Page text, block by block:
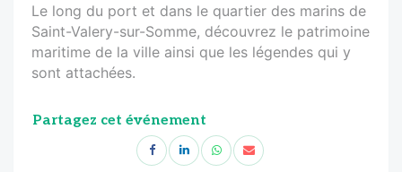
Le long du port et dans le quartier des marins de
Saint-Valery-sur-Somme, découvrez le patrimoine
maritime de la ville ainsi que les légendes qui y
sont attachées.
Partagez cet événement